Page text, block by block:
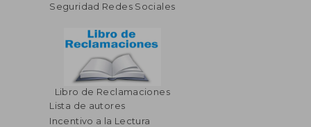
Seguridad Redes Sociales
Libro de Reclamaciones
Lista de autores
Incentivo a la Lectura